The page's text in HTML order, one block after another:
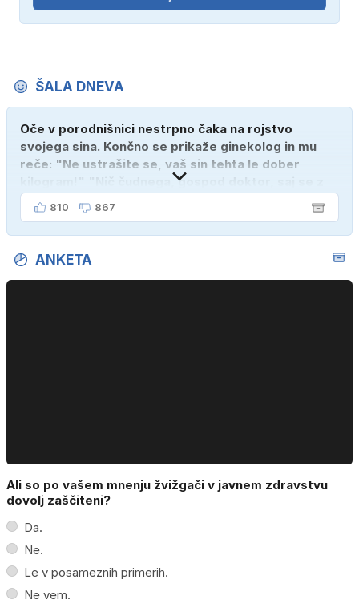
ŠALA DNEVA
Oče v porodnišnici nestrpno čaka na rojstvo
svojega sina. Končno se prikaže ginekolog in mu
reče: "Ne ustrašite se, vaš sin tehta le dober
kilogram!" "Nič čudnega, gospod doktor, saj se z
ženo poznava šele tri mesece."
810 867
ANKETA
Ali so po vašem mnenju žvižgači v javnem zdravstvu
dovolj zaščiteni?
Da.
Ne.
Le v posameznih primerih.
Ne vem.